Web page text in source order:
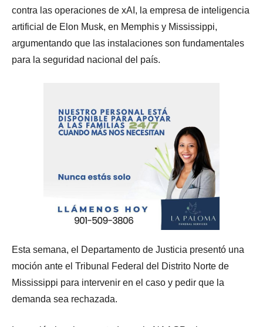
contra las operaciones de xAI, la empresa de inteligencia
artificial de Elon Musk, en Memphis y Mississippi,
argumentando que las instalaciones son fundamentales
para la seguridad nacional del país.
Esta semana, el Departamento de Justicia presentó una
moción ante el Tribunal Federal del Distrito Norte de
Mississippi para intervenir en el caso y pedir que la
demanda sea rechazada.